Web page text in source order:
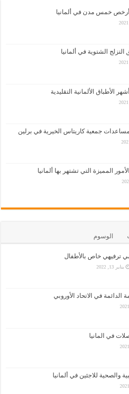
خمس مدن في ألمانيا
الشتوية في ألمانيا
الأطباق الألمانية التقليدية
جمعية كاريتاس الخيرية في برلين
المميزة التي تشتهر بها ألمانيا
الوسوم
ترفيهي خاص بالأطفال
يناير 13, 2022
الدائمة في الاتحاد الأوروبي
في المانيا
والصحية للاجئين في ألمانيا